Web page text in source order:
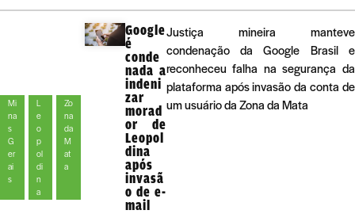
Mi
na
s
G
er
ai
s
L
e
o
p
ol
di
n
a
Zo
na
da
M
at
a
Google
é
conde
nada a
indeni
zar
morad
or de
Leopol
dina
após
invasã
o de e-
mail
Justiça mineira manteve
condenação da Google Brasil e
reconheceu falha na segurança da
plataforma após invasão da conta de
um usuário da Zona da Mata